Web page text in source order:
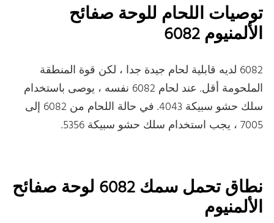
توصيات اللحام للوحة صفائح
الألمنيوم 6082
6082 لديه قابلية لحام جيدة جدا ، لكن قوة المنطقة
الملحومة أقل. عند لحام 6082 نفسه ، يوصى باستخدام
سلك حشو سبيكة 4043. في حالة اللحام من 6082 إلى
7005 ، يجب استخدام سلك حشو سبيكة 5356.
نطاق تحمل سمك 6082 لوحة صفائح
الألمنيوم